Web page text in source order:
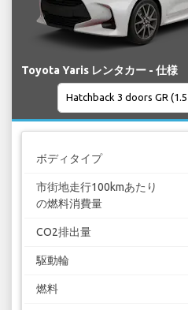
Toyota Yaris レンタカー - 仕様
ボディタイプ
市街地走行100kmあたり
の燃料消費量
CO2排出量
駆動輪
燃料